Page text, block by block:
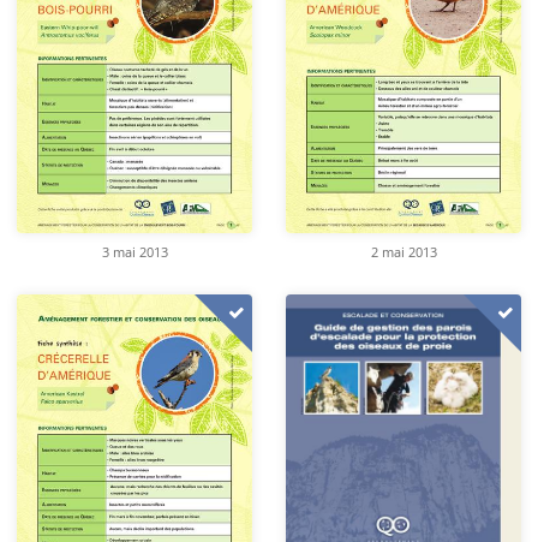
3 mai 2013 2 mai 2013